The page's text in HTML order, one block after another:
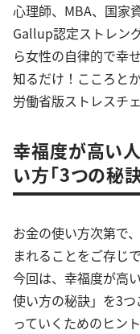
心理師、MBA、国家
Gallup認定ストレン
ら女性の自律的で幸
知るだけ！こころと
労働省版ストレスチ
幸福度が高い
い方「3つの秘訣
お金の使い方次第で
まれることをご存じ
今回は、幸福度が高
使い方の秘訣」を3
っていくためのヒン